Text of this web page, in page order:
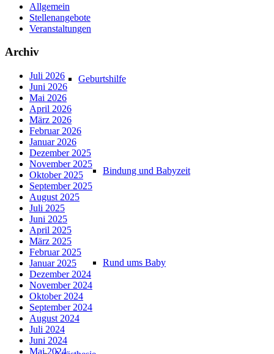
Geburtshilfe
Bindung und Babyzeit
Rund ums Baby
Allgemein
Stellenangebote
Veranstaltungen
Archiv
Juli 2026
Juni 2026
Mai 2026
April 2026
März 2026
Februar 2026
Januar 2026
Dezember 2025
November 2025
Oktober 2025
September 2025
August 2025
Juli 2025
Juni 2025
April 2025
März 2025
Februar 2025
Januar 2025
Dezember 2024
November 2024
Oktober 2024
September 2024
August 2024
Juli 2024
Juni 2024
Mai 2024